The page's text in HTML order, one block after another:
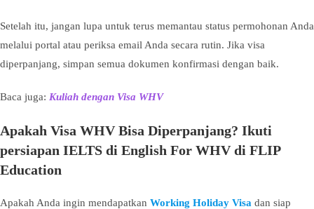
Setelah itu, jangan lupa untuk terus memantau status permohonan Anda
melalui portal atau periksa email Anda secara rutin. Jika visa
diperpanjang, simpan semua dokumen konfirmasi dengan baik.
Baca juga: Kuliah dengan Visa WHV
Apakah Visa WHV Bisa Diperpanjang? Ikuti
persiapan IELTS di English For WHV di FLIP
Education
Apakah Anda ingin mendapatkan Working Holiday Visa dan siap